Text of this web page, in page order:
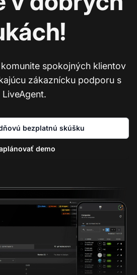
spokojných klientov
zákaznícku podporu s
LiveAgent.
bezplatnú skúšku
demo